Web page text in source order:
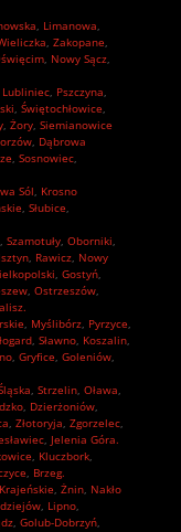
, Limanowa,
, Zakopane,
, Nowy Sącz,
Lubliniec, Pszczyna,
, Świętochłowice,
, Żory, Siemianowice
, Dąbrowa
, Sosnowiec,
Sól, Krosno
, Słubice,
, Szamotuły, Oborniki,
, Rawicz, Nowy
, Gostyń,
, Ostrzeszów,
, Myślibórz, Pyrzyce,
, Sławno, Koszalin,
, Gryfice, Goleniów,
, Strzelin, Oława,
, Dzierżoniów,
, Złotoryja, Zgorzelec,
, Jelenia Góra.
, Kluczbork,
, Brzeg.
, Żnin, Nakło
, Lipno,
, Golub-Dobrzyń,